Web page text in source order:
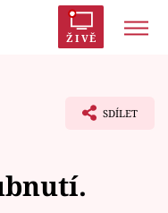
ŽIVĚ
SDÍLET